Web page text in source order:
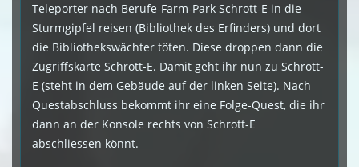
Teleporter nach Berufe-Farm-Park Schrott-E in die
Sturmgipfel reisen (Bibliothek des Erfinders) und dort
die Bibliothekswächter töten. Diese droppen dann die
Zugriffskarte Schrott-E. Damit geht ihr nun zu Schrott-
E (steht in dem Gebäude auf der linken Seite). Nach
Questabschluss bekommt ihr eine Folge-Quest, die ihr
dann an der Konsole rechts von Schrott-E
abschliessen könnt.